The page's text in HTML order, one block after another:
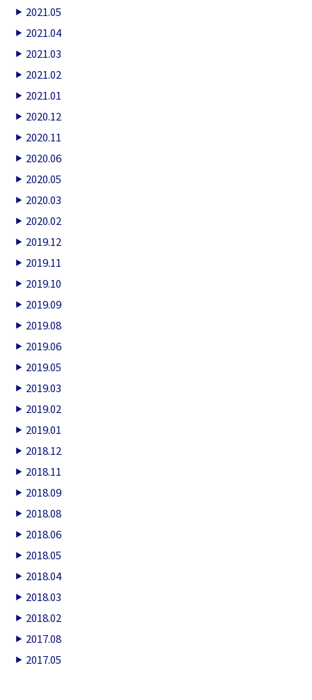
2021.05
2021.04
2021.03
2021.02
2021.01
2020.12
2020.11
2020.06
2020.05
2020.03
2020.02
2019.12
2019.11
2019.10
2019.09
2019.08
2019.06
2019.05
2019.03
2019.02
2019.01
2018.12
2018.11
2018.09
2018.08
2018.06
2018.05
2018.04
2018.03
2018.02
2017.08
2017.05